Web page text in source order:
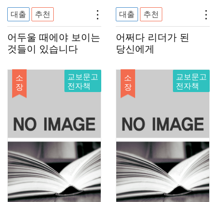
대출 추천
어두울 때에야 보이는
것들이 있습니다
대출 추천
어쩌다 리더가 된
당신에게
소
장
교보문고
전자책
소
장
교보문고
전자책